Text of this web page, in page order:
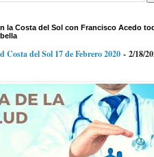
la Costa del Sol con Francisco Acedo
Costa del Sol 17 de Febrero 2020 - 2/18/